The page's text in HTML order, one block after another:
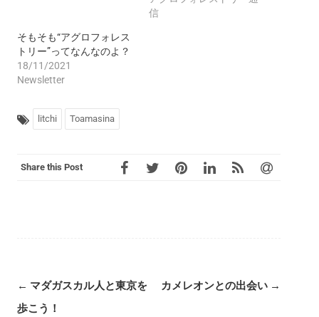
信
そもそも“アグロフォレス
トリー”ってなんなのよ？
18/11/2021
Newsletter
litchi Toamasina
Share this Post
Post
navigation
← マダガスカル人と東京を
歩こう！
カメレオンとの出会い →